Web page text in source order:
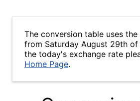
The conversion table uses
from Saturday August 29th of
the today's exchange rate
Home Page.